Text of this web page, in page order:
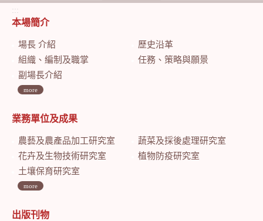
:::
本場簡介
場長 介紹
歷史沿革
組織、編制及職掌
任務、策略與願景
副場長介紹
more
業務單位及成果
農藝及農產品加工研究室
蔬菜及採後處理研究室
花卉及生物技術研究室
植物防疫研究室
土壤保育研究室
more
出版刊物